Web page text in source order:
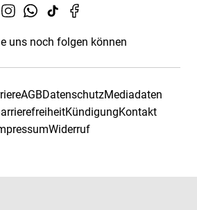
uns noch folgen können
AGBDatenschutzMediadaten
KündigungKontakt
Widerruf